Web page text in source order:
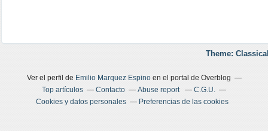
Theme:
Ver el perfil de Emilio Marquez Espinoen el portal de Overblog
Top artículos
Contacto Abuse report
C.G.U.
Cookies y datos personales
Preferencias de las cookies